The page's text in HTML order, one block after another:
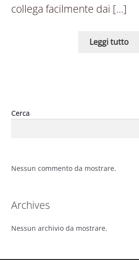
collega facilmente dai […]
Leggi tutto
Cerca
Nessun commento da mostrare.
Archives
Nessun archivio da mostrare.